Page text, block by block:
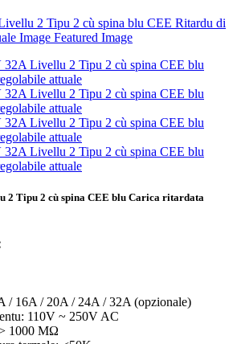
2 Tipu 2 cù spina CEE blu Carica ritardata
/ 16A / 20A / 24A / 32A (opzionale)
110V ~ 250V AC
1000 MΩ